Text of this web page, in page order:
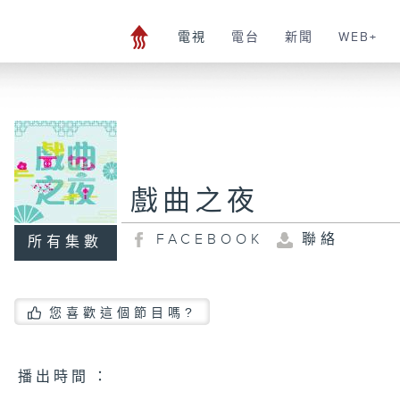
電視 電台 新聞 WEB+
所有集數
戲曲之夜
FACEBOOK 聯絡
您喜歡這個節目嗎?
播 出 時 間 ：